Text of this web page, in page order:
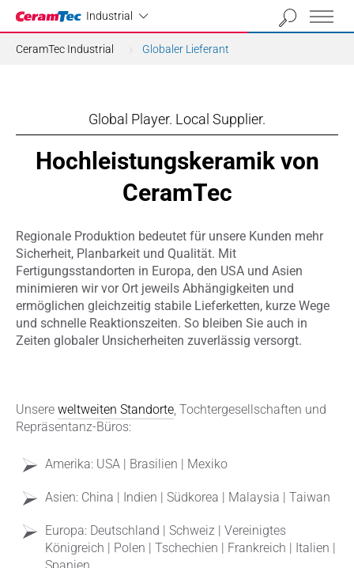
Industrial
Industrial
CeramTec Industrial Globaler Lieferant
Global Player. Local Supplier.
Hochleistungskeramik von
CeramTec
Regionale Produktion bedeutet für unsere Kunden mehr
Sicherheit, Planbarkeit und Qualität. Mit
Fertigungsstandorten in Europa, den USA und Asien
minimieren wir vor Ort jeweils Abhängigkeiten und
ermöglichen gleichzeitig stabile Lieferketten, kurze Wege
und schnelle Reaktionszeiten. So bleiben Sie auch in
Zeiten globaler Unsicherheiten zuverlässig versorgt.
Unsere weltweiten Standorte, Tochtergesellschaften und
Repräsentanz-Büros:
Amerika: USA | Brasilien | Mexiko
Asien: China | Indien | Südkorea | Malaysia | Taiwan
Europa: Deutschland | Schweiz | Vereinigtes
Königreich | Polen | Tschechien | Frankreich | Italien |